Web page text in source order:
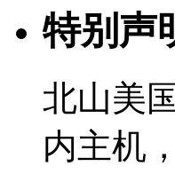
特别声
北山美
内主机